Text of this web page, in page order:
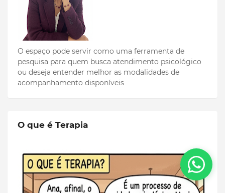
O espaço pode servir como uma ferramenta de
pesquisa para quem busca atendimento psicológico
ou deseja entender melhor as modalidades de
acompanhamento disponíveis
O que é Terapia